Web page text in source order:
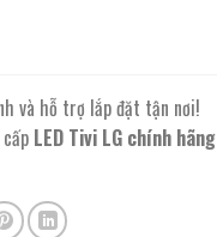
và hỗ trợ lắp đặt tận nơi!
LED Tivi LG chính hãng